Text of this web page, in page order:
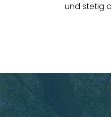
und stetig